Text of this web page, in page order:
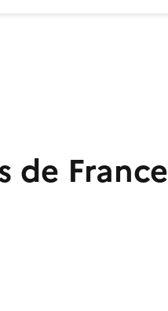
de France